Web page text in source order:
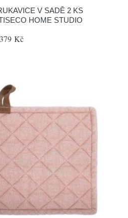
V SADĚ 2 KS
HOME STUDIO
379 Kč